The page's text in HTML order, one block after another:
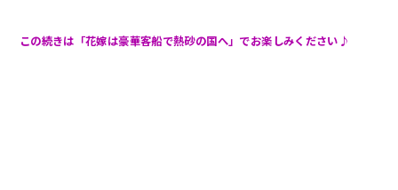
この続きは「花嫁は豪華客船で熱砂の国へ」でお楽しみください♪